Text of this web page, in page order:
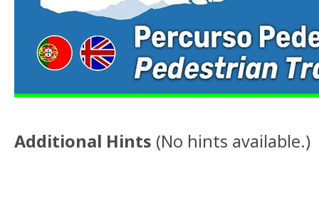
Additional Hints (No hints available.)